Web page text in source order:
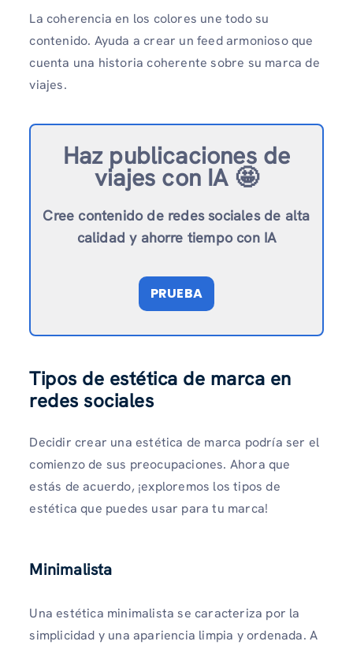
La coherencia en los colores une todo su
contenido. Ayuda a crear un feed armonioso que
cuenta una historia coherente sobre su marca de
viajes.
Haz publicaciones de
viajes con IA 🤩
Cree contenido de redes sociales de alta
calidad y ahorre tiempo con IA
PRUEBA
Tipos de estética de marca en
redes sociales
Decidir crear una estética de marca podría ser el
comienzo de sus preocupaciones. Ahora que
estás de acuerdo, ¡exploremos los tipos de
estética que puedes usar para tu marca!
Minimalista
Una estética minimalista se caracteriza por la
simplicidad y una apariencia limpia y ordenada. A